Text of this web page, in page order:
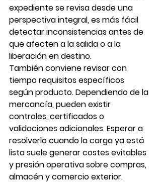
expediente se revisa desde una
perspectiva integral, es más fácil
detectar inconsistencias antes de
que afecten a la salida o a la
liberación en destino.
También conviene revisar con
tiempo requisitos específicos
según producto. Dependiendo de la
mercancía, pueden existir
controles, certificados o
validaciones adicionales. Esperar a
resolverlo cuando la carga ya está
lista suele generar costes evitables
y presión operativa sobre compras,
almacén y comercio exterior.